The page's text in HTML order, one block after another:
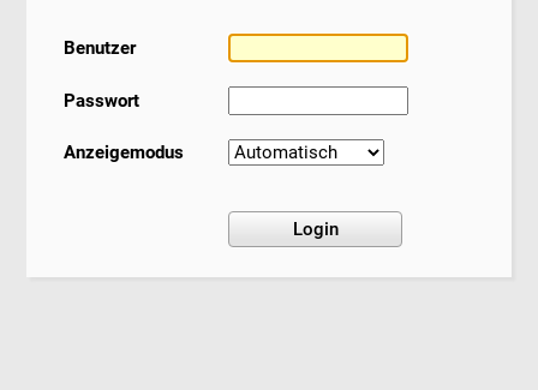
Benutzer
Passwort
Anzeigemodus